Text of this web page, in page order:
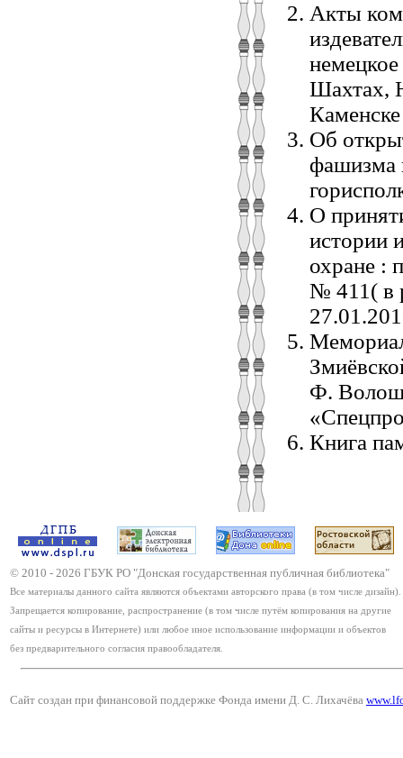
Акты
немецкое
Шахтах,
Об
фашизма
О
истории
охране :
№ 411( в
Ф.
Книга
© 2010 - 2026 ГБУК РО "Донская государственная публичная библиотека"
Все материалы данного сайта являются объектами авторского права (в том числе дизайн).
Запрещается копирование, распространение (в том числе путём копирования на другие
сайты и ресурсы в Интернете) или любое иное использование информации и объектов
без предварительного согласия правообладателя.
Сайт создан при финансовой поддержке Фонда имени Д. С. Лихачёва